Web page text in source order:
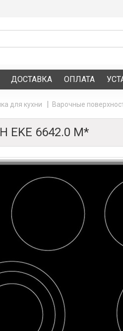
ДОСТАВКА ОПЛАТА
для кухни Варочные
EKE 6642.0 M*